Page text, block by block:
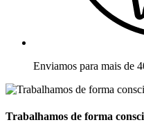
Enviamos para mais de
Trabalhamos de forma